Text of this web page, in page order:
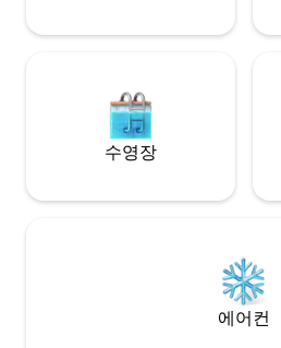
수영장
에어컨